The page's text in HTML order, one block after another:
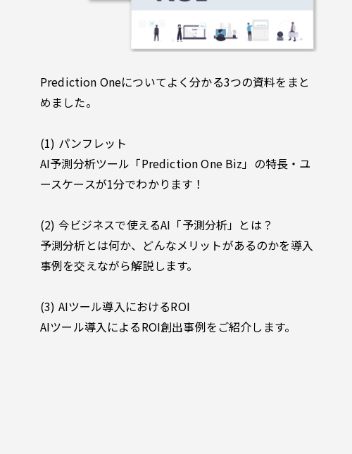
Prediction Oneについてよく分かる3つの資料をまと
めました。
(1) パンフレット
AI予測分析ツール「Prediction One Biz」の特長・ユ
ースケースが1分でわかります！
(2) 今ビジネスで使えるAI「予測分析」とは？
予測分析とは何か、どんなメリットがあるのかを導入
事例を交えながら解説します。
(3) AIツール導入におけるROI
AIツール導入によるROI創出事例をご紹介します。